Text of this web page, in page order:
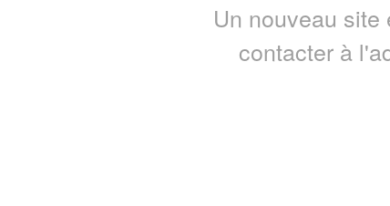
Un nouveau
contacter à